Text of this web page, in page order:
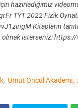
hazırladığımız
TYT 2022 Fizik
Kitapların
olmak isterseniz:
Umut Öncül Akademi